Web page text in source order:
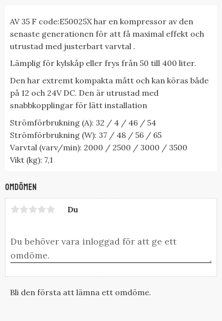
AV 35 F code:E50025X har en kompressor av den
senaste generationen för att få maximal effekt och
utrustad med justerbart varvtal .
Lämplig för kylskåp eller frys från 50 till 400 liter.
Den har extremt kompakta mått och kan köras både
på 12 och 24V DC. Den är utrustad med
snabbkopplingar för lätt installation
Strömförbrukning (A): 32 / 4 / 46 / 54
Strömförbrukning (W): 37 / 48 / 56 / 65
Varvtal (varv/min): 2000 / 2500 / 3000 / 3500
Vikt (kg): 7,1
Omdömen
Du
Bli den första att lämna ett omdöme.